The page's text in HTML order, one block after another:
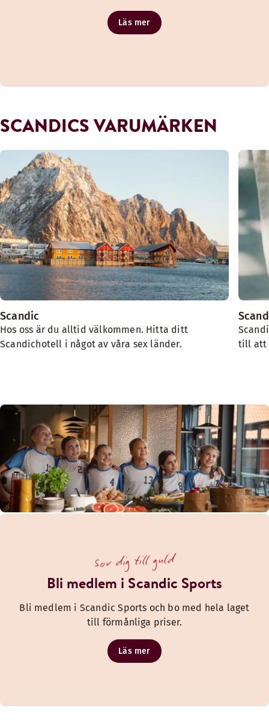
Läs mer
SCANDICS VARUMÄRKEN
Scandic
Hos oss är du alltid välkommen. Hitta ditt
Scandichotell i något av våra sex länder.
till att
Sov dig till guld
Bli medlem i Scandic Sports
Bli medlem i Scandic Sports och bo med hela laget
till förmånliga priser.
Läs mer